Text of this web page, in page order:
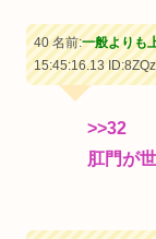
40 名前:一般よりも
15:45:16.13
>>32
肛門が